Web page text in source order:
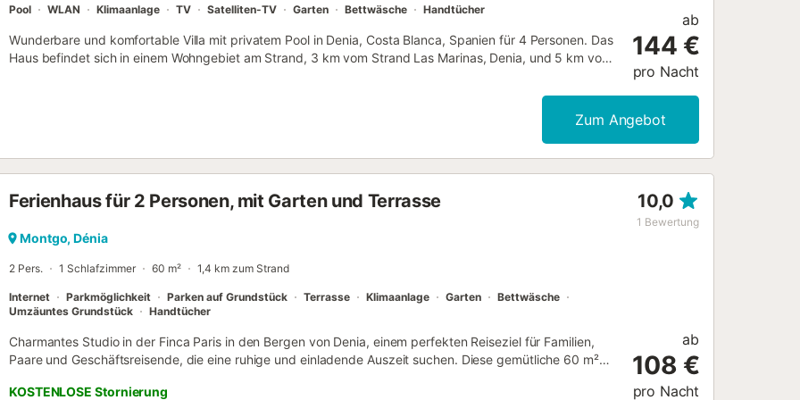
Pool WLAN Klimaanlage TV Satelliten-TV Garten Bettwäsche Handtücher
Wunderbare und komfortable Villa mit privatem Pool in Denia, Costa Blanca, Spanien für 4 Personen. Das
Haus befindet sich in einem Wohngebiet am Strand, 3 km vom Strand Las Marinas, Denia, und 5 km von
bietet Privatsphäre, einen wunderschönen Garten mit Rasen und Bäumen, einen herrlichen Pool und einen
wunderschönen Ausblick auf das Meer, das Tal und die Berge. Der Komfort und die Nähe zum Strand, zu
Sportaktivitäten, Ausgehmöglichkeiten, Sehenswürdigkeiten und Kultur machen diese Villa zu einer
ausgezeichneten Wahl, um Ihren Urlaub in Spanien mit Familie oder Freunden und sogar Ihren Haustieren
Satellitenantenne (Astra) Alarmsystem Waschküche mit Waschmaschine und Trockner Küche Küche mit
Wasserkocher, Mixer, Toaster und Entsafter Schlafzimmer und Badezimmer Schlafzimmer mit
(Maße 200 x 90 cm) Badezimmer mit Doppelwaschbecken, Dusche und Toilette Außenbereich der Villa
eingezäuntes Grundstück lagune...
ab
144 €
pro Nacht
Zum Angebot
Ferienhaus für 2 Personen, mit Garten und Terrasse 10,0
1 Bewertung
Montgo, Dénia
2 Pers. 1 Schlafzimmer 60 m² 1,4 km zum Strand
Internet Parkmöglichkeit Parken auf Grundstück Terrasse Klimaanlage Garten
Bettwäsche
Umzäuntes Grundstück
Handtücher
Charmantes Studio in der Finca Paris in den Bergen von Denia, einem perfekten Reiseziel für Familien,
Paare und Geschäftsreisende, die eine ruhige und einladende Auszeit suchen. Diese gemütliche 60 m²
über ein Hauptschlafzimmer mit einem komfortablen Doppelbett, das erholsamen Schlaf garantiert. Das
KOSTENLOSE Stornierung
ab
108 €
pro Nacht